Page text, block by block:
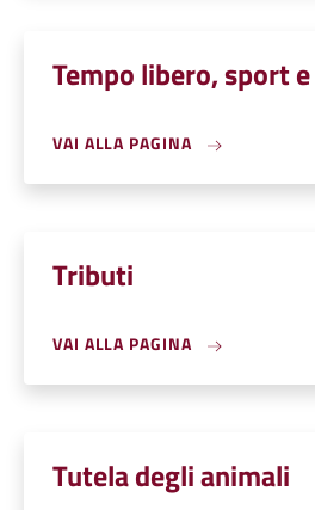
Tempo libero, sport
VAI ALLA PAGINA
Tributi
VAI ALLA PAGINA
Tutela degli animali